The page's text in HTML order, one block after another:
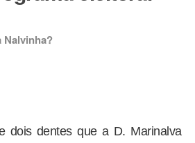
Nalvinha?
dois dentes que a D. Marinalva